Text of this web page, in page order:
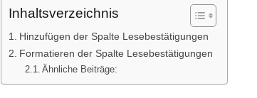
Inhaltsverzeichnis
Hinzufügen der Spalte Lesebestätigungen
Formatieren der Spalte Lesebestätigungen
Ähnliche Beiträge: